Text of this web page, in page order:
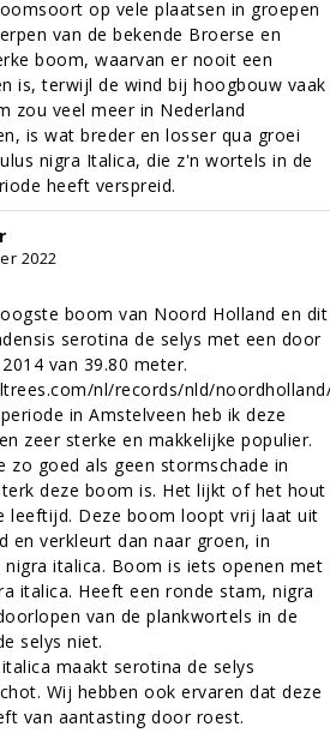
op vele plaatsen in groepen
van de bekende Broerse en
boom, waarvan er nooit een
is, terwijl de wind bij hoogbouw vaak
zou veel meer in Nederland
is wat breder en losser qua groei
nigra Italica, die z'n wortels in de
heeft verspreid.
2022
boom van Noord Holland en dit
serotina de selys met een door
van 39.80 meter.
nl/records/nld/
in Amstelveen heb ik deze
zeer sterke en makkelijke populier.
zo goed als geen stormschade in
deze boom is. Het lijkt of het hout
leeftijd. Deze boom loopt vrij laat uit
en verkleurt dan naar groen, in
italica. Boom is iets openen met
italica. Heeft een ronde stam, nigra
van de plankwortels in de
selys niet.
maakt serotina de selys
Wij hebben ook ervaren dat deze
van aantasting door roest.